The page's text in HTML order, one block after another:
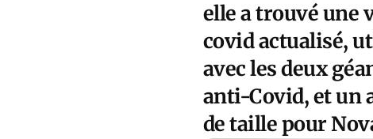
elle a trouvé une
covid actualisé,
avec les deux
anti-Covid, et un
de taille pour